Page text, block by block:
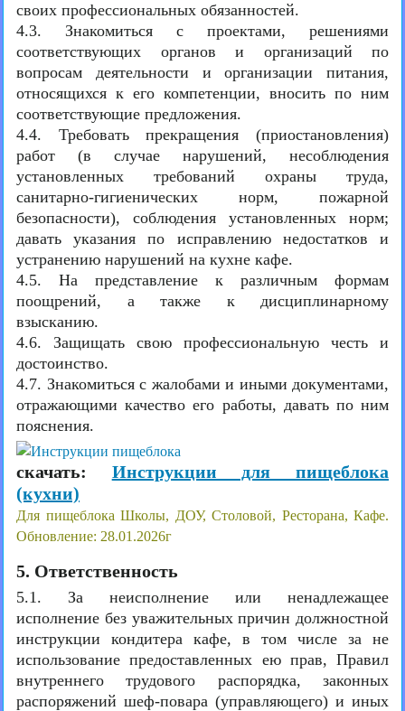
своих профессиональных обязанностей.
4.3. Знакомиться с проектами, решениями
соответствующих органов и организаций по
вопросам деятельности и организации питания,
относящихся к его компетенции, вносить по ним
соответствующие предложения.
4.4. Требовать прекращения (приостановления)
работ (в случае нарушений, несоблюдения
установленных требований охраны труда,
санитарно-гигиенических норм, пожарной
безопасности), соблюдения установленных норм;
давать указания по исправлению недостатков и
устранению нарушений на кухне кафе.
4.5. На представление к различным формам
поощрений, а также к дисциплинарному
взысканию.
4.6. Защищать свою профессиональную честь и
достоинство.
4.7. Знакомиться с жалобами и иными документами,
отражающими качество его работы, давать по ним
пояснения.
скачать: Инструкции для пищеблока
(кухни)
Для пищеблока Школы, ДОУ, Столовой, Ресторана, Кафе.
Обновление: 28.01.2026г
5. Ответственность
5.1. За неисполнение или ненадлежащее
исполнение без уважительных причин должностной
инструкции кондитера кафе, в том числе за не
использование предоставленных ею прав, Правил
внутреннего трудового распорядка, законных
распоряжений шеф-повара (управляющего) и иных